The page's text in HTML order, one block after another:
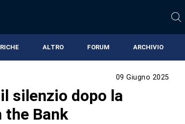
ALTRO FORUM ARCHIVIO
09 Giugno 2025
silenzio dopo la
Bank